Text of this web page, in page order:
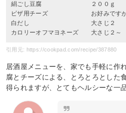
絹ごし豆腐 ２００ｇ
ピザ用チーズ お好みですがた
白だし 大さじ２
カロリーオフマヨネーズ 大さじ２～
引用元: https://cookpad.com/recipe/387880
居酒屋メニューを、家でも手軽に作
腐とチーズによる、とろとろとした
得られますが、とてもヘルシーな一品